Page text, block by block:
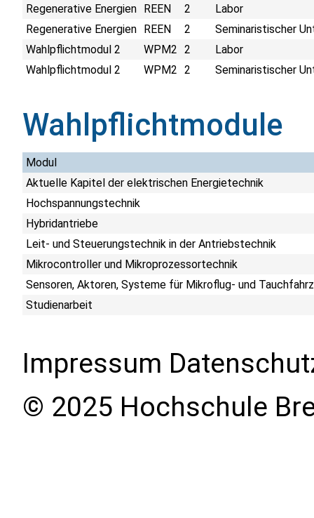
Regenerative Energien
REEN 2
Labor
Regenerative Energien
REEN 2
Seminaristischer
Wahlpflichtmodul 2
WPM2 2
Labor
Wahlpflichtmodul 2
WPM2 2 Seminaristischer
Wahlpflichtmodule
Modul
Aktuelle Kapitel der elektrischen Energietechnik
Hochspannungstechnik
Hybridantriebe
Leit- und Steuerungstechnik in der Antriebstechnik
Mikrocontroller und Mikroprozessortechnik
Sensoren, Aktoren, Systeme für Mikroflug- und
Studienarbeit
Impressum
© 2025 Hochschule